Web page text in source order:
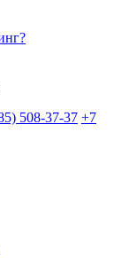
508-37-37 +7